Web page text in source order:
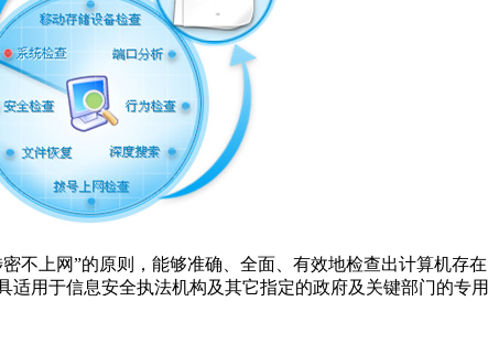
上网”的原则，能够准确、全面、有效地检查出计算机存
用于信息安全执法机构及其它指定的政府及关键部门的专